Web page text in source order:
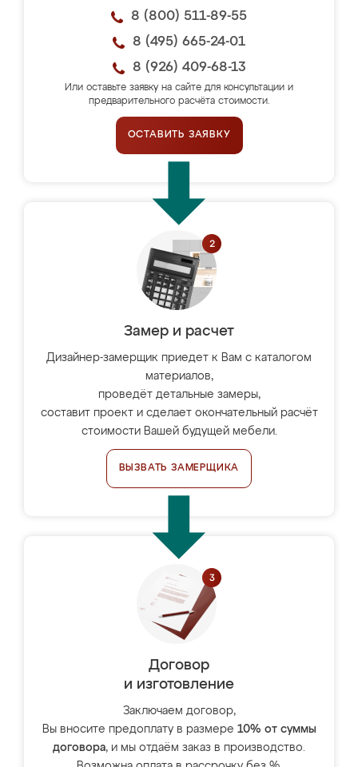
8 (800) 511-89-55
8 (495) 665-24-01
8 (926) 409-68-13
Или оставьте заявку на сайте для консультации и
предварительного расчёта стоимости.
ОСТАВИТЬ ЗАЯВКУ
Замер и расчет
Дизайнер-замерщик приедет к Вам с каталогом
материалов,
проведёт детальные замеры,
составит проект и сделает окончательный расчёт
стоимости Вашей будущей мебели.
ВЫЗВАТЬ ЗАМЕРЩИКА
Договор
и изготовление
Заключаем договор,
Вы вносите предоплату в размере 10% от суммы
договора, и мы отдаём заказ в производство.